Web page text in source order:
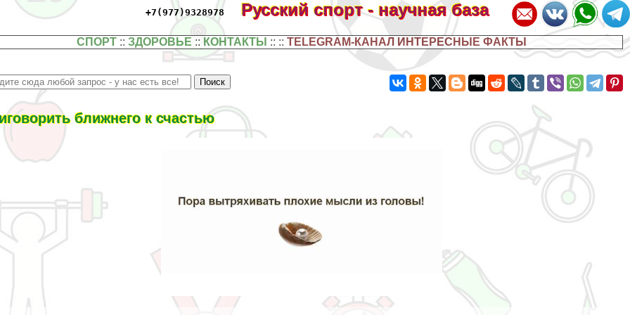
+7(977)9328978 Русский спорт - научная база
СПОРТ ::ЗДОРОВЬЕ :: КОНТАКТЫ :: ::TELEGRAM-КАНАЛ ИНТЕРЕСНЫЕ ФАКТЫ
ближнего к счастью